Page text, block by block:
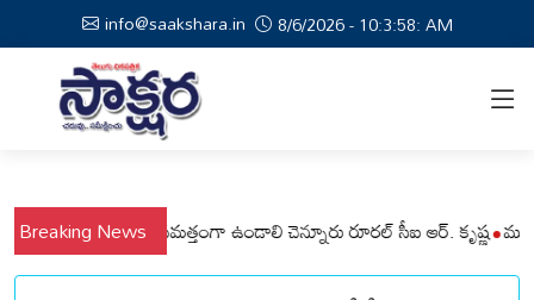
info@saakshara.in 8/6/2026 - 10:3:59: AM
Breaking News
ప్రజలు అప్రమత్తంగా ఉండాలి చెన్నూరు రూరల్ సీఐ ఆర్. కృష్ణ